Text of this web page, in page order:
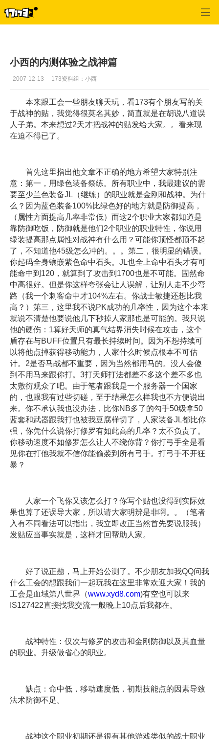
小西的内测体验之战神篇
2007-12-13 173资料组：小西
本来跟工会一些朋友聊天玩，看173有个朋友写的关
于战神的贴，我觉得很莫名其妙，简直就是在胡说八道误
人子弟。本来想过2天才把战神的贴发给大家。。看来现
在迫不得已了。
首先这里指出他文章不正确的地方希望大家特别注
意：第一，用绿色装备祭练。所有职业中，我最建议的需
要至少兰色装备JL（继练）的职业就是金刚和战神。为什
么？因为蓝色装备100%比绿色好的地方就是防御提高，
（属性方面提高几率非常低）而这2个职业大家都知道是
靠防御吃饭，防御就是他们2个职业的职业特性，你说用
绿装提高那点属性对战神有什么用？可能你顶怪都顶不起
了，不知道他45级怎么冲的。。。第二，很明显的错误。
你起码全身镶嵌紫色命中石头。JL也全上命中石头才有可
能命中到120，就算到了攻击到1700也是不可能。固然命
中高很好。但是你这样夸张会让人误解，让别人走不少弯
路（我一个刺客命中才104%左右。你战士敏捷还想比我
高？）第三，这里我不说PK成功的几率性，因为这个本来
就说不清楚他要说他几下秒掉人家那也是可能的。我只说
他的硬伤：1算好天师的真气结界消失时候在攻击，这个
盾存在与BUFF位置只有最长持续时间。因为不想持续可
以将他点掉获得移动能力，人家什么时候点根本不可估
计。2是否马战都不重要，因为当然都用马的。没人会傻
到不用马来跟你打。3打天师打法都差不多这个差不多也
太敷衍观众了吧。由于笔者跟我是一个服务器一个国家
的，也跟我有过些切磋，至于结果怎么样我也不方便说出
来。你不承认我也没办法，比你NB多了的勾手50级拿50
蓝套和武器跟我打也被我豆腐样切了，人家装备JL都比你
强，你凭什么说你打修罗有如此高的几率？太不负责了。
你移动速度不如修罗怎么让人不绕你背？你打弓手全是看
见你在打他我就不信你能偷袭到所有弓手。打弓手不开狂
暴？
人家一个飞你又该怎么打？你写个贴也没得到实际效
果也算了还误导大家，所以请大家明辨是非啊。。（笔者
入有不同看法可以指出，我立即改正当然首先要说服我）
发贴应当事实就是，这样才回帮助人家。
好了说正题，马上开始公测了。不少朋友加我QQ问我
什么工会的想跟我们一起玩我在这里非常欢迎大家！我的
工会是血域第八世界（www.xyd8.com)有空也可以来
IS127422直接找我交流一般晚上10点后我都在。
战神特性：仅次与修罗的攻击和金刚防御以及其血量
的职业。升级做省心的职业。
缺点：命中低，移动速度低，初期技能点的因素导致
法术防御不足。
战神这个职业初期还是很有其他游戏类似的战士职业